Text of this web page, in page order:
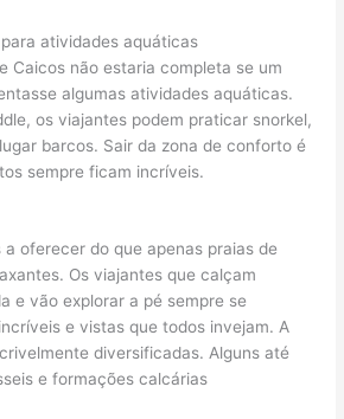
atividades aquáticas
Caicos não estaria completa se um
algumas atividades aquáticas.
os viajantes podem praticar snorkel,
barcos. Sair da zona de conforto é
sempre ficam incríveis.
oferecer do que apenas praias de
Os viajantes que calçam
e vão explorar a pé sempre se
e vistas que todos invejam. A
diversificadas. Alguns até
e formações calcárias